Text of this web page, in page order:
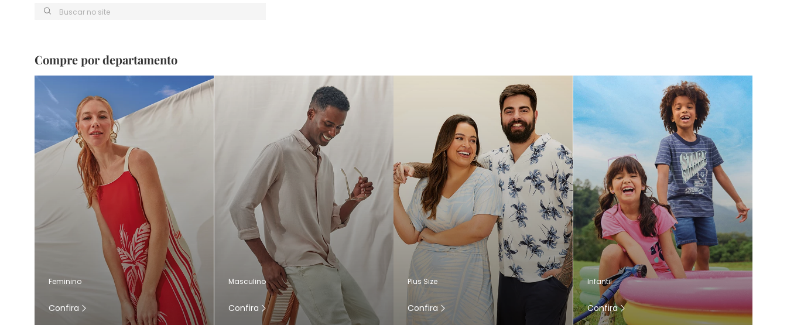
Buscar no site
Compre por departamento
Feminino
Confira
Masculino
Confira
Plus Size
Confira
Infantil
Confira